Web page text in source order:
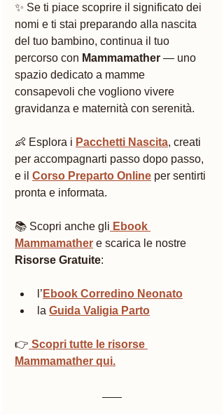
✨ Se ti piace scoprire il significato dei
nomi e ti stai preparando alla nascita
del tuo bambino, continua il tuo
percorso con Mammamather — uno
spazio dedicato a mamme
consapevoli che vogliono vivere
gravidanza e maternità con serenità.
👶 Esplora i Pacchetti Nascita, creati
per accompagnarti passo dopo passo,
e il Corso Preparto Online per sentirti
pronta e informata.
📚 Scopri anche gli Ebook
Mammamather e scarica le nostre
Risorse Gratuite:
l’ Ebook Corredino Neonato
la Guida Valigia Parto
👉 Scopri tutte le risorse
Mammamather qui.